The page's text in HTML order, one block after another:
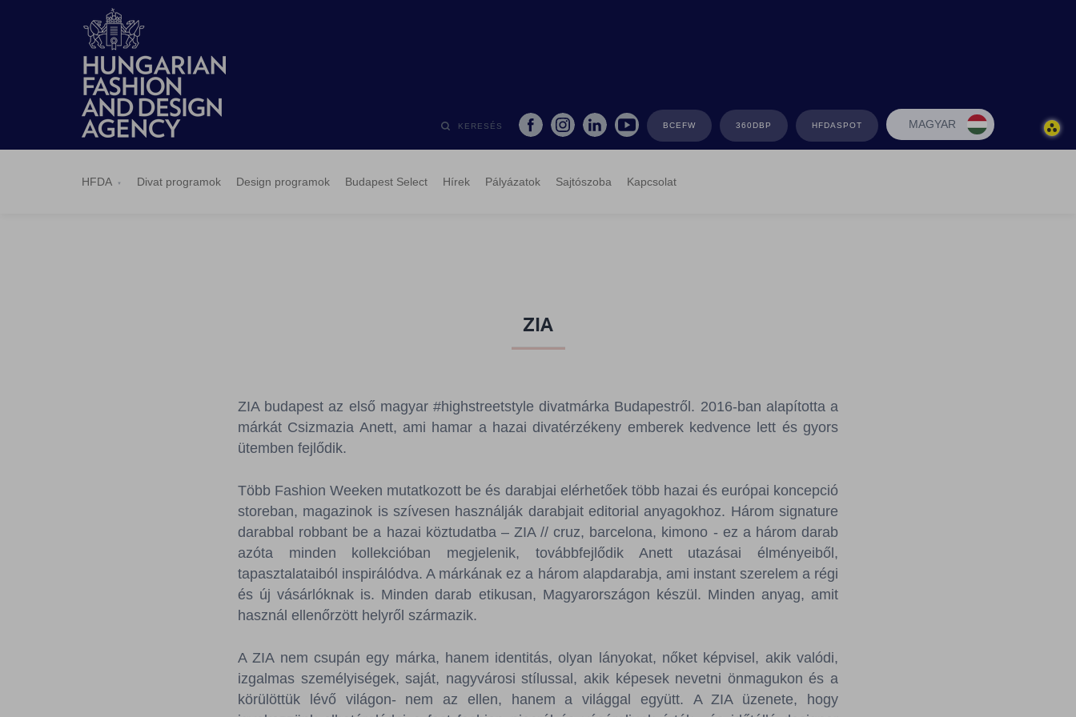
KERESÉS BCEFW 360DBP HFDASPOT MAGYAR
HFDA Divat programok Design programok Budapest Select Hírek Pályázatok Sajtószoba Kapcsolat
programok
programok
Budapest
Pályázatok
Sajtószoba
Kapcsolat
HFDASPOT
ZIA
ZIA budapest az első magyar #highstreetstyle divatmárka Budapestről. 2016-ban alapította a
márkát Csizmazia Anett, ami hamar a hazai divatérzékeny emberek kedvence lett és gyors
ütemben fejlődik.
Több Fashion Weeken mutatkozott be és darabjai elérhetőek több hazai és európai koncepció
storeban, magazinok is szívesen használják darabjait editorial anyagokhoz. Három signature
darabbal robbant be a hazai köztudatba – ZIA // cruz, barcelona, kimono - ez a három darab
azóta minden kollekcióban megjelenik, továbbfejlődik Anett utazásai élményeiből,
tapasztalataiból inspirálódva. A márkának ez a három alapdarabja, ami instant szerelem a régi
és új vásárlóknak is. Minden darab etikusan, Magyarországon készül. Minden anyag, amit
használ ellenőrzött helyről származik.
A ZIA nem csupán egy márka, hanem identitás, olyan lányokat, nőket képvisel, akik valódi,
izgalmas személyiségek, saját, nagyvárosi stílussal, akik képesek nevetni önmagukon és a
körülöttük lévő világon- nem az ellen, hanem a világgal együtt. A ZIA üzenete, hogy